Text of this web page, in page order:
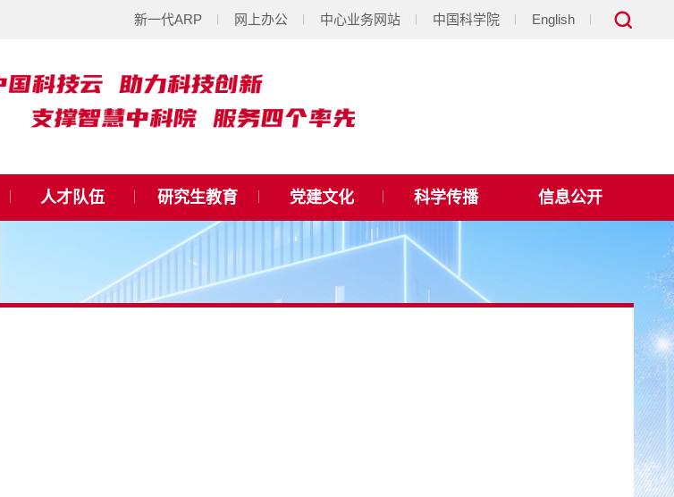
新一代ARP 网上办公 中心业务网站 中国科学院 English
人才队伍 研究生教育 党建文化 科学传播 信息公开